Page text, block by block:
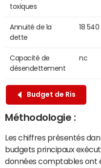
toxiques
Annuité de la
dette
18
Capacité de
désendettement
nc
Budget de Ris
Méthodologie :
Les chiffres présentés
budgets principaux
données comptables ont